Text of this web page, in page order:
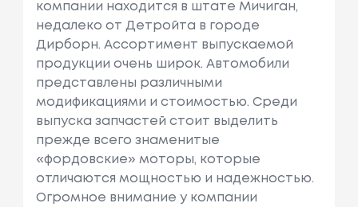
компании находится в штате Мичиган,
недалеко от Детройта в городе
Дирборн. Ассортимент выпускаемой
продукции очень широк. Автомобили
представлены различными
модификациями и стоимостью. Среди
выпуска запчастей стоит выделить
прежде всего знаменитые
«фордовские» моторы, которые
отличаются мощностью и надежностью.
Огромное внимание у компании